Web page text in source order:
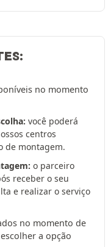
no momento
você poderá
centros
de montagem.
o parceiro
receber o seu
e realizar o serviço
no momento de
a opção